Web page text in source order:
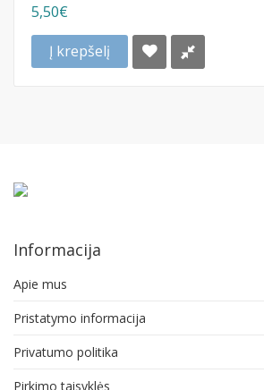
5,50€
Į krepšelį
Informacija
Apie mus
Pristatymo informacija
Privatumo politika
Pirkimo taisyklės